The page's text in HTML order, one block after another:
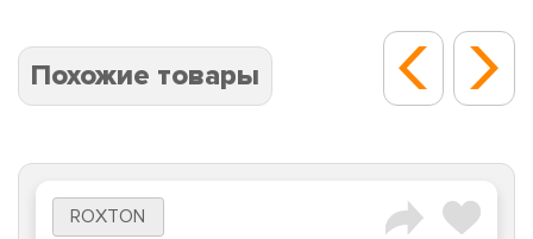
Похожие товары
ROXTON